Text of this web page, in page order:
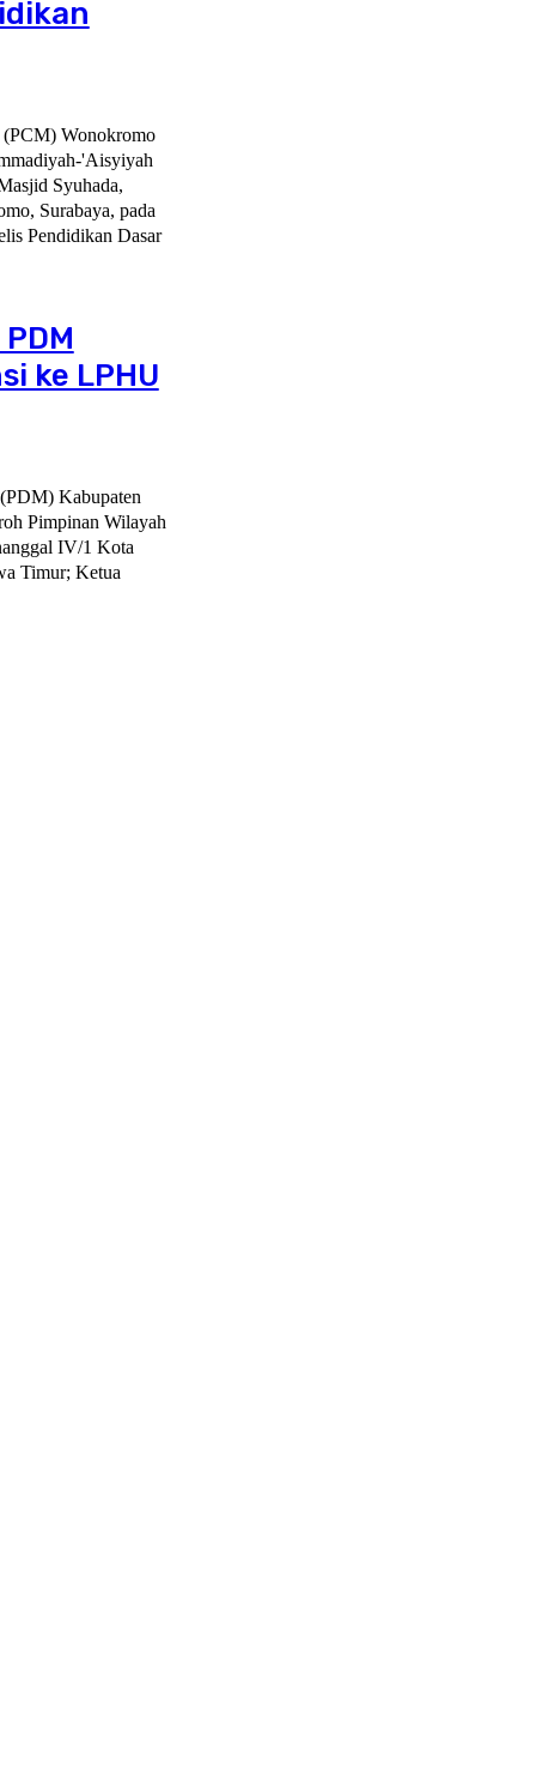
(PCM) Wonokromo
'Aisyiyah
Syuhada,
Surabaya, pada
ke LPHU
Kabupaten
Pimpinan Wilayah
IV/1 Kota